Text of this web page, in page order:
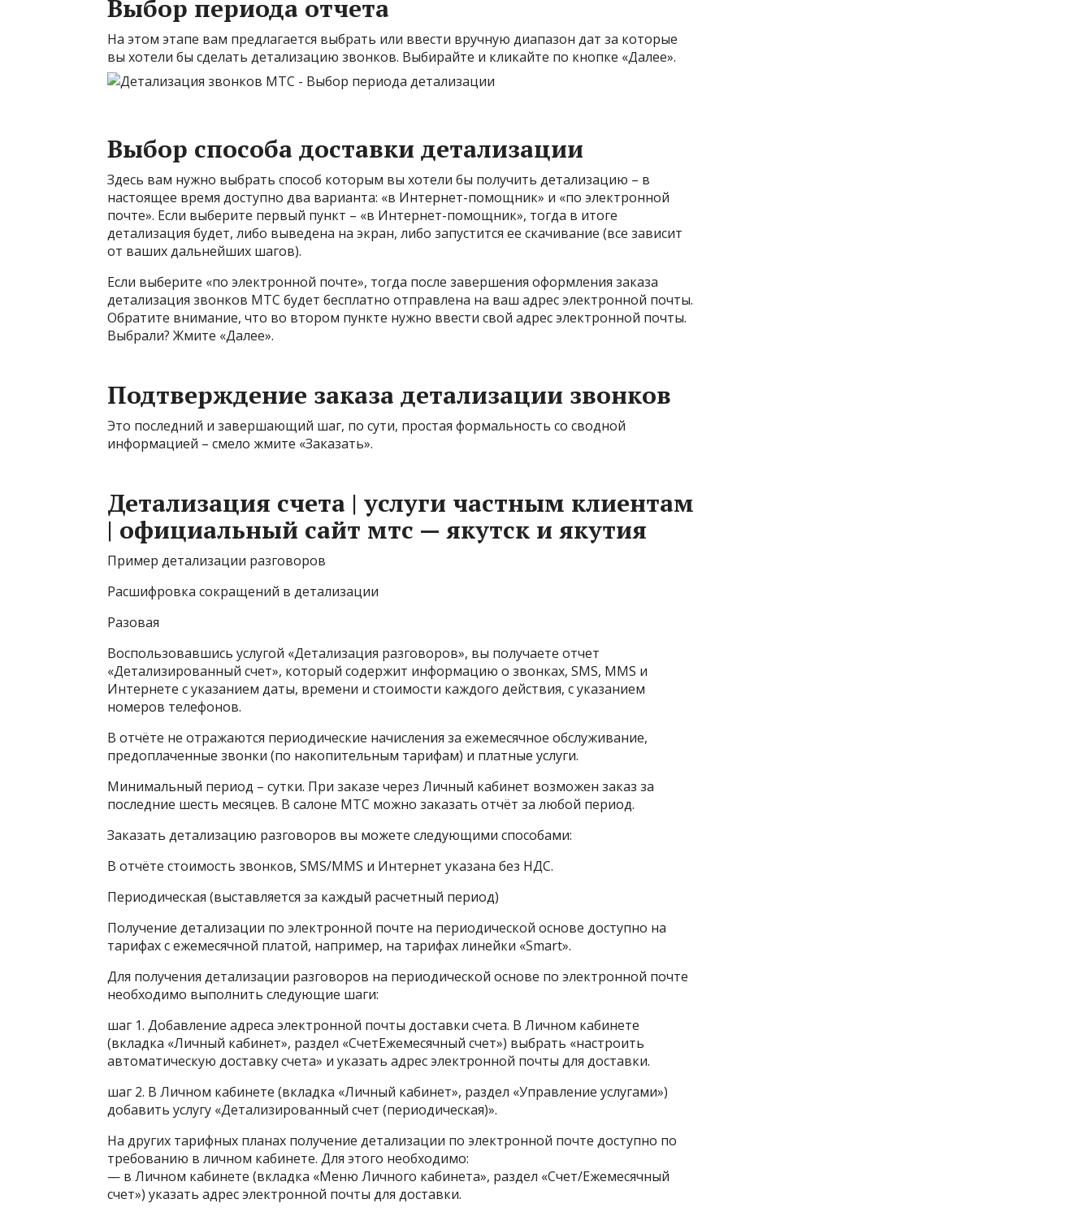
Выбор периода отчета
На этом этапе вам предлагается выбрать или ввести вручную диапазон дат за которые
вы хотели бы сделать детализацию звонков. Выбирайте и кликайте по кнопке «Далее».
Выбор способа доставки детализации
Здесь вам нужно выбрать способ которым вы хотели бы получить детализацию – в
настоящее время доступно два варианта: «в Интернет-помощник» и «по электронной
почте». Если выберите первый пункт – «в Интернет-помощник», тогда в итоге
детализация будет, либо выведена на экран, либо запустится ее скачивание (все зависит
от ваших дальнейших шагов).
Если выберите «по электронной почте», тогда после завершения оформления заказа
детализация звонков МТС будет бесплатно отправлена на ваш адрес электронной почты.
Обратите внимание, что во втором пункте нужно ввести свой адрес электронной почты.
Выбрали? Жмите «Далее».
Подтверждение заказа детализации звонков
Это последний и завершающий шаг, по сути, простая формальность со сводной
информацией – смело жмите «Заказать».
Детализация счета | услуги частным клиентам
| официальный сайт мтс — якутск и якутия
Пример детализации разговоров
Расшифровка сокращений в детализации
Разовая
Воспользовавшись услугой «Детализация разговоров», вы получаете отчет
«Детализированный счет», который содержит информацию о звонках, SMS, MMS и
Интернете с указанием даты, времени и стоимости каждого действия, с указанием
номеров телефонов.
В отчёте не отражаются периодические начисления за ежемесячное обслуживание,
предоплаченные звонки (по накопительным тарифам) и платные услуги.
Минимальный период – сутки. При заказе через Личный кабинет возможен заказ за
последние шесть месяцев. В салоне МТС можно заказать отчёт за любой период.
Заказать детализацию разговоров вы можете следующими способами:
В отчёте стоимость звонков, SMS/MMS и Интернет указана без НДС.
Периодическая (выставляется за каждый расчетный период)
Получение детализации по электронной почте на периодической основе доступно на
тарифах с ежемесячной платой, например, на тарифах линейки «Smart».
Для получения детализации разговоров на периодической основе по электронной почте
необходимо выполнить следующие шаги:
шаг 1. Добавление адреса электронной почты доставки счета. В Личном кабинете
(вкладка «Личный кабинет», раздел «СчетЕжемесячный счет») выбрать «настроить
автоматическую доставку счета» и указать адрес электронной почты для доставки.
шаг 2. В Личном кабинете (вкладка «Личный кабинет», раздел «Управление услугами»)
добавить услугу «Детализированный счет (периодическая)».
На других тарифных планах получение детализации по электронной почте доступно по
требованию в личном кабинете. Для этого необходимо:
— в Личном кабинете (вкладка «Меню Личного кабинета», раздел «Счет/Ежемесячный
счет») указать адрес электронной почты для доставки.